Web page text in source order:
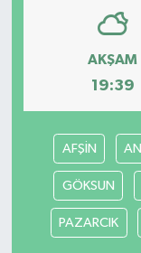
AKŞAM
19:39
AFŞİN
GÖKSUN
PAZARCIK
Sivil Toplum
Güvenlik
Resmi